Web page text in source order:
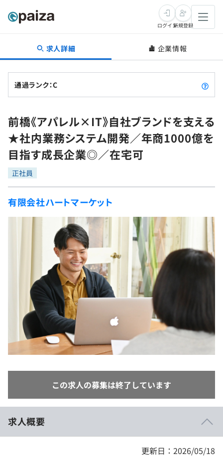
転職・キャリア
転職成功ガイド
転職エージェント
インタビュー
転職成功ガイド
新卒就活
求人検索
本選考
インターン
新卒エージェント
イベント・セミナー
就活成功ガイド
学習
問題集
4択課題
個人向けプラン
法人向けプラン
学校向けプラン
プログラミング言語
評価結果一覧
再チャレンジ結果一覧
ゲーム・マンガ
Tech Team Journal
paizaとは？
ログイン新規登録
求人詳細 企業情報
通過ランク：C
前橋《アパレル×IT》自社ブランドを支える
★社内業務システム開発／年商1000億を
目指す成長企業◎／在宅可
正社員
有限会社ハートマーケット
この求人の募集は終了しています
求人概要
更新日：2026/05/18